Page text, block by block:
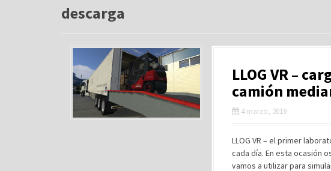
descarga
LLOG VR –
camión
4 marzo, 2019
LLOG VR – el primer
cada día. En esta ocasión
vamos a utilizar para